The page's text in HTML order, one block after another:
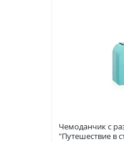
Чемоданчик c
"Путешествие в